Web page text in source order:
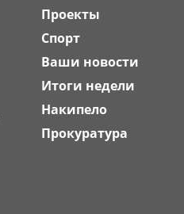
Проекты
Спорт
Ваши новости
Итоги недели
Накипело
Прокуратура